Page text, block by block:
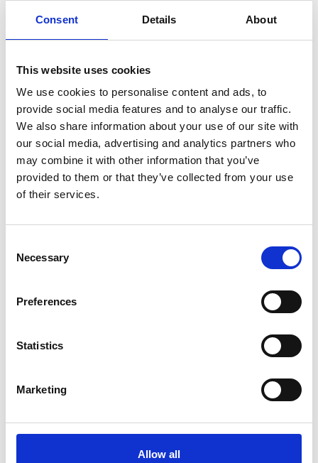
Consent Details About
This website uses cookies
We use cookies to personalise content and ads, to
provide social media features and to analyse our traffic.
We also share information about your use of our site with
our social media, advertising and analytics partners who
may combine it with other information that you’ve
provided to them or that they’ve collected from your use
of their services.
Selection
Necessary
Preferences
Statistics
Marketing
Allow all
Cosa rende speciale la rete di